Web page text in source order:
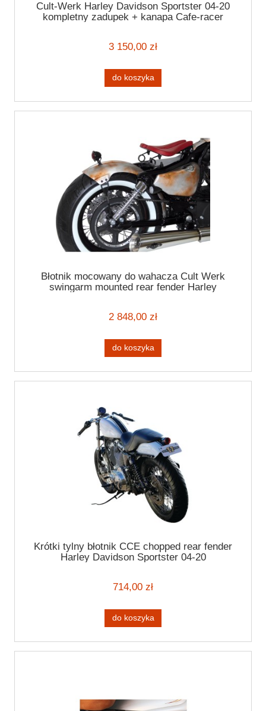
Cult-Werk Harley Davidson Sportster 04-20
kompletny zadupek + kanapa Cafe-racer
3 150,00 zł
do koszyka
Błotnik mocowany do wahacza Cult Werk
swingarm mounted rear fender Harley
2 848,00 zł
do koszyka
Krótki tylny błotnik CCE chopped rear fender
Harley Davidson Sportster 04-20
714,00 zł
do koszyka